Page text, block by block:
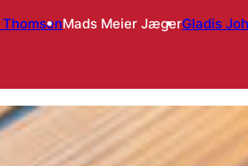
Mads Meier JægerGladis